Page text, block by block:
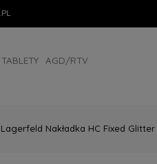
TABLETY AGD/RTV
Nakładka HC Fixed